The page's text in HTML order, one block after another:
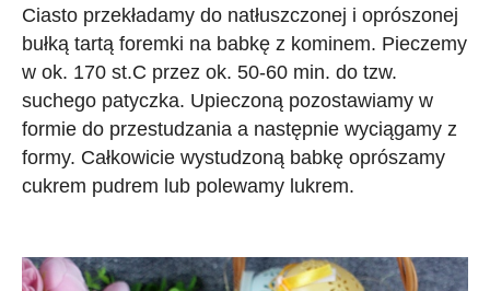
Ciasto przekładamy do natłuszczonej i oprószonej
bułką tartą foremki na babkę z kominem. Pieczemy
w ok. 170 st.C przez ok. 50-60 min. do tzw.
suchego patyczka. Upieczoną pozostawiamy w
formie do przestudzania a następnie wyciągamy z
formy. Całkowicie wystudzoną babkę oprószamy
cukrem pudrem lub polewamy lukrem.